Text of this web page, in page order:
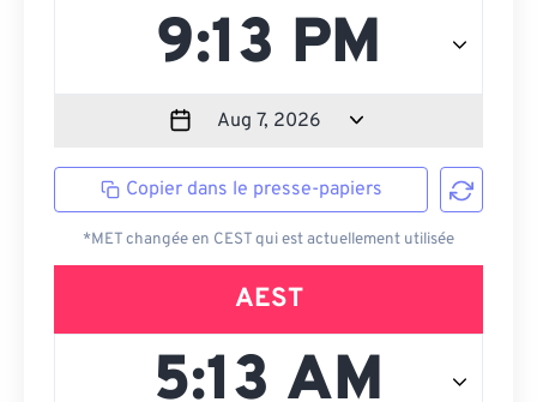
Copier dans le presse-papiers
*MET changée en CEST qui est actuellement utilisée
AEST